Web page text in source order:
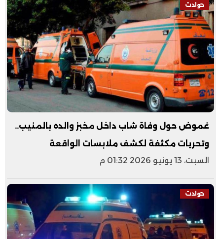
حوادث
غموض حول وفاة شاب داخل مخبز والده بالمنيب..
وتحريات مكثفة لكشف ملابسات الواقعة
السبت، 13 يونيو 2026 01:32 م
حوادث